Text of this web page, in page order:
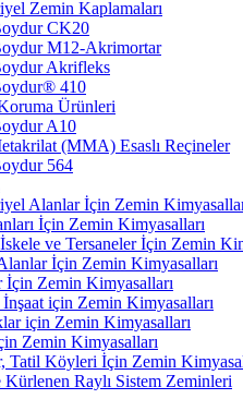
Zemin Kaplamaları
CK20
M12-Akrimortar
Akrifleks
410
Ürünleri
A10
(MMA) Esaslı Reçineler
564
Alanlar İçin Zemin
İçin Zemin Kimyasalları
ve Tersaneler İçin Zemin
İçin Zemin Kimyasalları
İçin Zemin Kimyasalları
İnşaat için Zemin Kimyasalları
için Zemin Kimyasalları
Zemin Kimyasalları
Tatil Köyleri İçin Zemin
Kürlenen Raylı Sistem Zeminleri